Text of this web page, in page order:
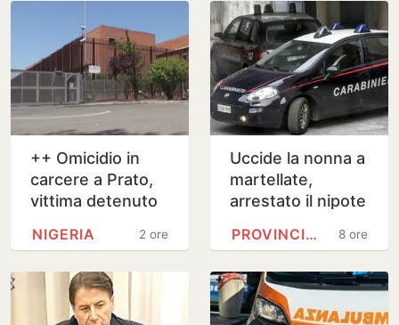
++ Omicidio in
carcere a Prato,
vittima detenuto
2 ore
NIGERIA
Uccide la nonna a
martellate,
arrestato il nipote
8 ore
PROVINCIA DI CHIETI